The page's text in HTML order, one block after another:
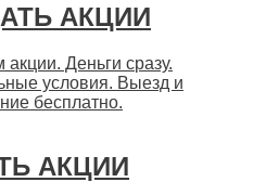
АКЦИИ
акции. Деньги сразу.
условия. Выезд и
бесплатно.
АКЦИИ